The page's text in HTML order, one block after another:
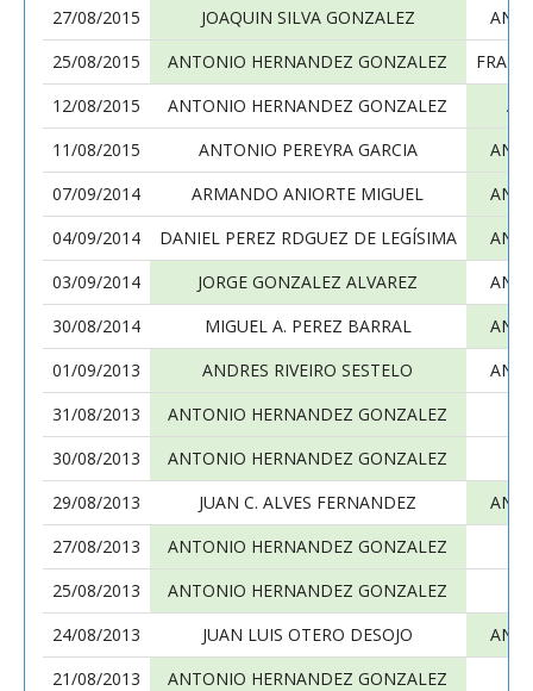
27/08/2015
JOAQUIN SILVA GONZALEZ
25/08/2015
ANTONIO HERNANDEZ GONZALEZ
12/08/2015
ANTONIO HERNANDEZ GONZALEZ
11/08/2015
ANTONIO PEREYRA GARCIA
07/09/2014
ARMANDO ANIORTE MIGUEL
04/09/2014
DANIEL PEREZ RDGUEZ DE LEGÍSIMA
03/09/2014
JORGE GONZALEZ ALVAREZ
30/08/2014
MIGUEL A. PEREZ BARRAL
01/09/2013
ANDRES RIVEIRO SESTELO
31/08/2013
ANTONIO HERNANDEZ GONZALEZ
30/08/2013
ANTONIO HERNANDEZ GONZALEZ
29/08/2013
JUAN C. ALVES FERNANDEZ
27/08/2013
ANTONIO HERNANDEZ GONZALEZ
25/08/2013
ANTONIO HERNANDEZ GONZALEZ
24/08/2013
JUAN LUIS OTERO DESOJO
21/08/2013
ANTONIO HERNANDEZ GONZALEZ